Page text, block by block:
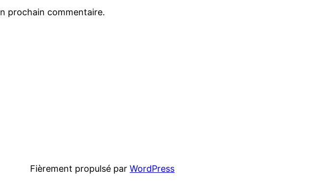
prochain commentaire.
Fièrement propulsé parWordPress